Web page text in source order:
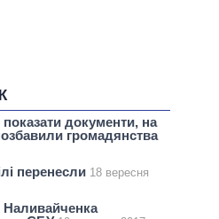
документи, на
громадянства
перенесли 18 вересня
Наливайченка